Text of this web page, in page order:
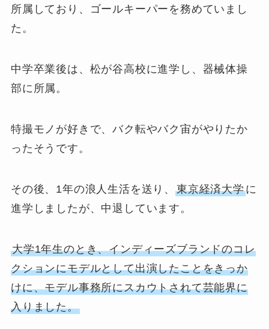
所属しており、ゴールキーパーを務めていまし
た。
中学卒業後は、松が谷高校に進学し、器械体操
部に所属。
特撮モノが好きで、バク転やバク宙がやりたか
ったそうです。
その後、1年の浪人生活を送り、東京経済大学に
進学しましたが、中退しています。
大学1年生のとき、インディーズブランドのコレ
クションにモデルとして出演したことをきっか
けに、モデル事務所にスカウトされて芸能界に
入りました。